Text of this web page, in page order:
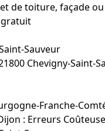
de toiture, façade
gratuit
Sauveur
Chevigny-Saint-
Franche-
: Erreurs